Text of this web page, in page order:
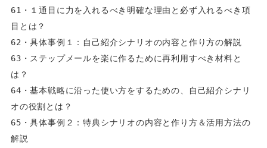
61・１通目に力を入れるべき明確な理由と必ず入れるべき項
目とは？
62・具体事例１：自己紹介シナリオの内容と作り方の解説
63・ステップメールを楽に作るために再利用すべき材料と
は？
64・基本戦略に沿った使い方をするための、自己紹介シナリ
オの役割とは？
65・具体事例２：特典シナリオの内容と作り方＆活用方法の
解説